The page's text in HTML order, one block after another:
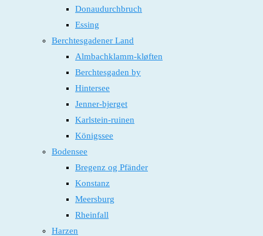
Donaudurchbruch
Essing
Berchtesgadener Land
Almbachklamm-kløften
Berchtesgaden by
Hintersee
Jenner-bjerget
Karlstein-ruinen
Königssee
Bodensee
Bregenz og Pfänder
Konstanz
Meersburg
Rheinfall
Harzen